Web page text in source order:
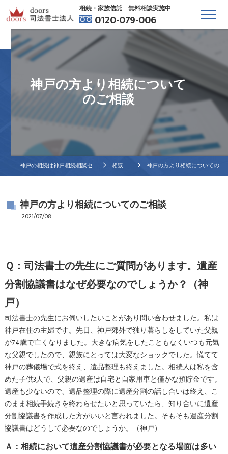
相続・家族信託 無料相談実施中
0120-079-006
神戸の方より相続について
のご相談
神戸の相続は神戸相続相談センター 相談事例 神戸の方より相続についてのご相談
神戸の方より相続についてのご相談
2021/07/08
Ｑ：司法書士の先生にご質問があります。遺産
分割協議書はなぜ必要なのでしょうか？（神
戸）
司法書士の先生にお伺いしたいことがあり問い合わせました。私は
神戸在住の主婦です。先日、神戸郊外で独り暮らしをしていた父親
が74歳で亡くなりました。大きな病気をしたこともなくいつも元気
な父親でしたので、親族にとっては大変なショックでした。慌てて
神戸の葬儀場で式を終え、遺品整理も終えました。相続人は私を含
めた子供3人で、父親の遺産は自宅と自家用車と僅かな預貯金です。
遺産も少ないので、遺品整理の際に遺産分割の話し合いは終え、こ
のまま相続手続きを終わらせたいと思っていたら、知り合いに遺産
分割協議書を作成した方がいいと言われました。そもそも遺産分割
協議書はどうして必要なのでしょうか。（神戸）
Ａ：相続において遺産分割協議書が必要となる場面は多い